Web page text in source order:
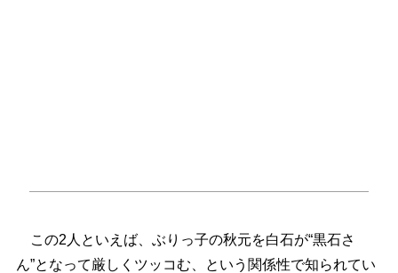
この2人といえば、ぶりっ子の秋元を白石が“黒石さ
ん”となって厳しくツッコむ、という関係性で知られてい